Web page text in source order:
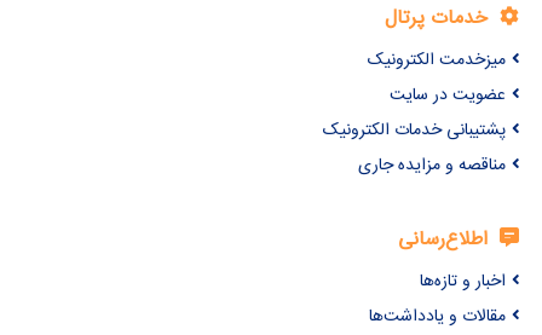
خدمات پرتال
میزخدمت الکترونیک
عضویت در سایت
پشتیبانی خدمات الکترونیک
مناقصه و مزایده جاری
اطلاع‌رسانی
اخبار و تازه‌ها
مقالات و یادداشت‌ها